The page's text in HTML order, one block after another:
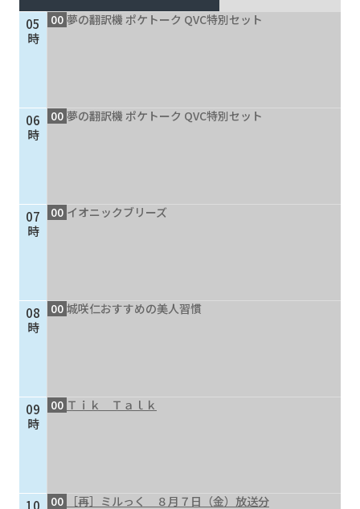
ご加入お申し込み・資
個人情報保護に関する基
本方針
サイトマップ
05
時
06
時
07
時
08
時
09
時
10
00 夢の翻訳機 ポケトーク QVC特別セット
00 夢の翻訳機 ポケトーク QVC特別セット
00 イオニックブリーズ
00 城咲仁おすすめの美人習慣
00 Ｔｉｋ Ｔａｌｋ
00 ［再］ミルっく ８月７日（金）放送分